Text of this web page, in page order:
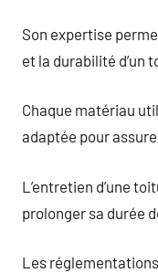
Son expertise
et la durabilité d’un
Chaque matériau
adaptée pour
L’entretien d’une
prolonger sa durée
Les